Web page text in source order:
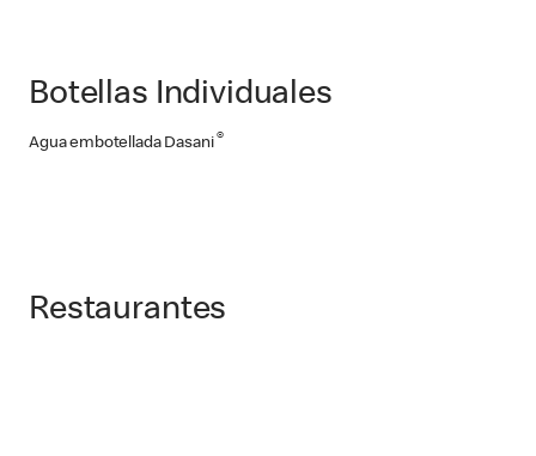
Botellas Individuales
Agua embotellada Dasani ®
Restaurantes